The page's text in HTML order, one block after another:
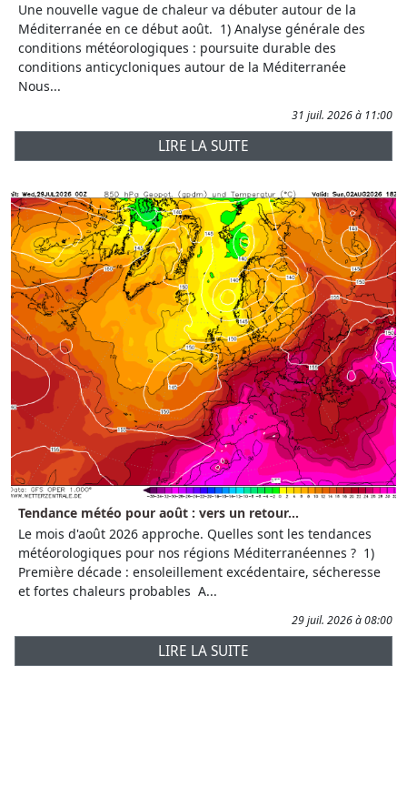
Une nouvelle vague de chaleur va débuter autour de la
Méditerranée en ce début août. 1) Analyse générale des
conditions météorologiques : poursuite durable des
conditions anticycloniques autour de la Méditerranée
Nous...
31 juil. 2026 à 11:00
LIRE LA SUITE
Tendance météo pour août : vers un retour...
Le mois d'août 2026 approche. Quelles sont les tendances
météorologiques pour nos régions Méditerranéennes ? 1)
Première décade : ensoleillement excédentaire, sécheresse
et fortes chaleurs probables A...
29 juil. 2026 à 08:00
LIRE LA SUITE